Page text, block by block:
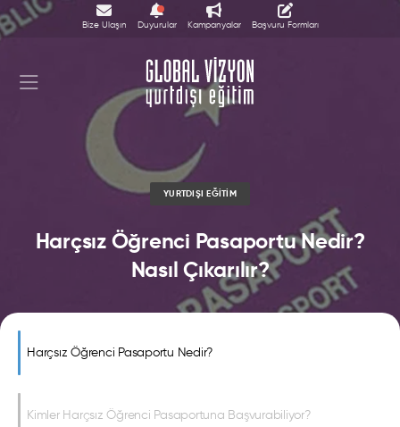
Bize Ulaşın Duyurular Kampanyalar Başvuru Formları
YURTDIŞI EĞITIM
Harçsız Öğrenci Pasaportu Nedir?
Nasıl Çıkarılır?
Harçsız Öğrenci Pasaportu Nedir?
Kimler Harçsız Öğrenci Pasaportuna Başvurabiliyor?